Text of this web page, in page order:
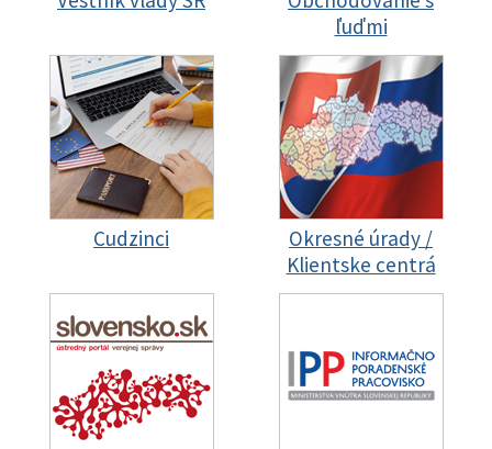
ľuďmi
Cudzinci
Okresné úrady /
Klientske centrá